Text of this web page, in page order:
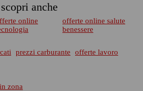
scopri anche
online
offerte online salute
benessere
prezzi carburante
offerte lavoro
zona